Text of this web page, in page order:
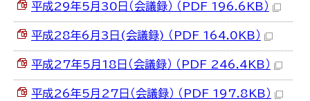
平成29年5月30日（会議録） （PDF 196.6KB）
平成28年6月3日(会議録) （PDF 164.0KB）
平成27年5月18日（会議録） （PDF 246.4KB）
平成26年5月27日（会議録） （PDF 197.8KB）